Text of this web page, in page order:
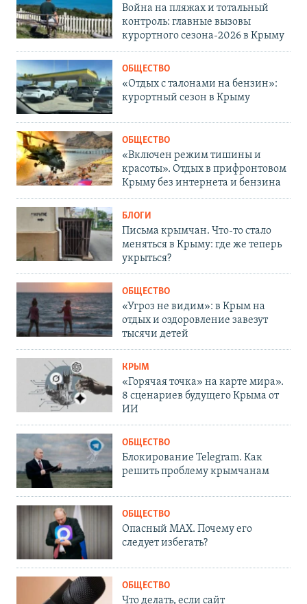
Война на пляжах и тотальный
контроль: главные вызовы
курортного сезона-2026 в Крыму
ОБЩЕСТВО
«Отдых с талонами на бензин»:
курортный сезон в Крыму
ОБЩЕСТВО
«Включен режим тишины и
красоты». Отдых в прифронтовом
Крыму без интернета и бензина
БЛОГИ
Письма крымчан. Что-то стало
меняться в Крыму: где же теперь
укрыться?
ОБЩЕСТВО
«Угроз не видим»: в Крым на
отдых и оздоровление завезут
тысячи детей
КРЫМ
«Горячая точка» на карте мира».
8 сценариев будущего Крыма от
ИИ
ОБЩЕСТВО
Блокирование Telegram. Как
решить проблему крымчанам
ОБЩЕСТВО
Опасный MAX. Почему его
следует избегать?
ОБЩЕСТВО
Что делать, если сайт